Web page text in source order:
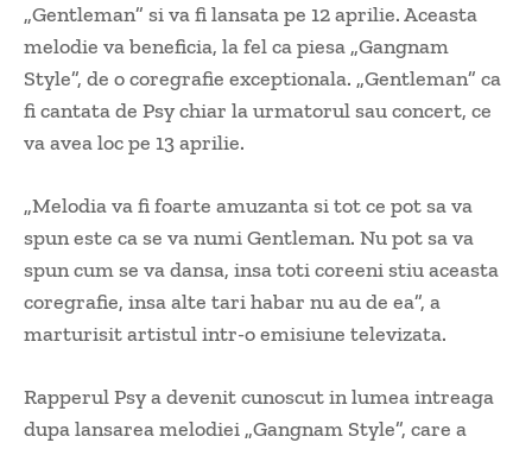
„Gentleman” si va fi lansata pe 12 aprilie. Aceasta
melodie va beneficia, la fel ca piesa „Gangnam
Style”, de o coregrafie exceptionala. „Gentleman” ca
fi cantata de Psy chiar la urmatorul sau concert, ce
va avea loc pe 13 aprilie.
„Melodia va fi foarte amuzanta si tot ce pot sa va
spun este ca se va numi Gentleman. Nu pot sa va
spun cum se va dansa, insa toti coreeni stiu aceasta
coregrafie, insa alte tari habar nu au de ea”, a
marturisit artistul intr-o emisiune televizata.
Rapperul Psy a devenit cunoscut in lumea intreaga
dupa lansarea melodiei „Gangnam Style”, care a